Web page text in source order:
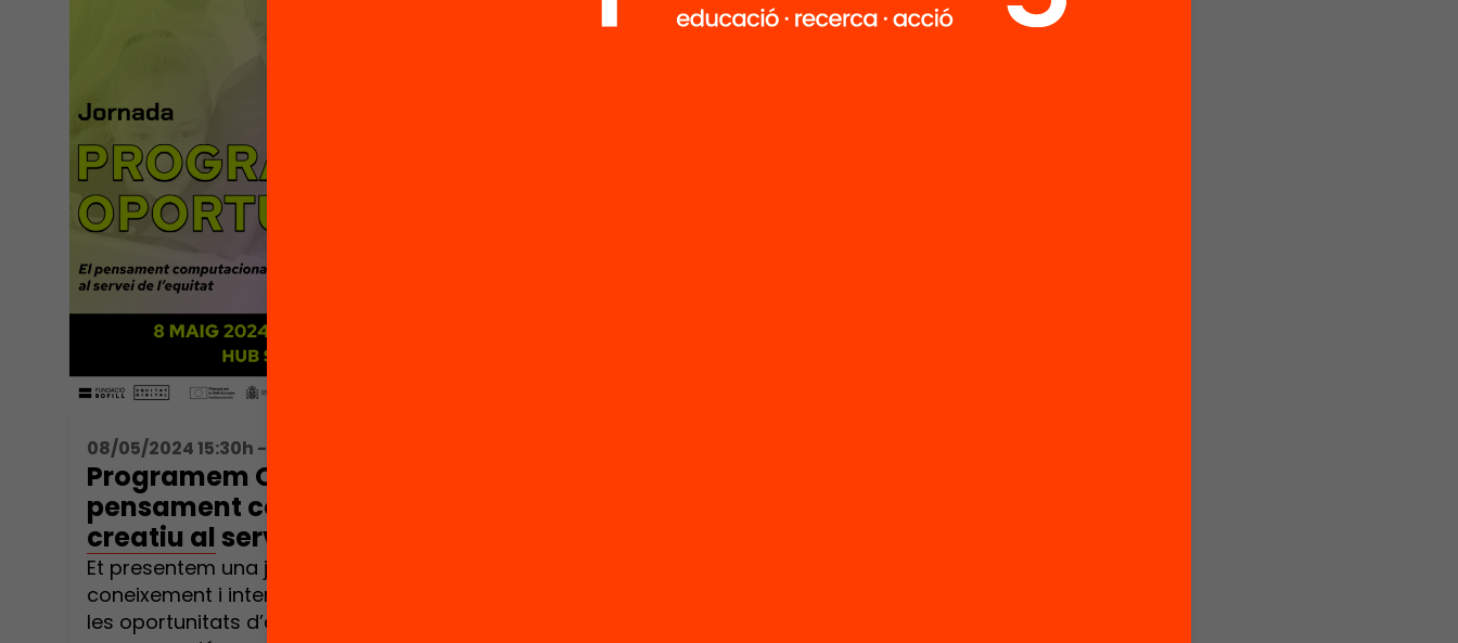
08/05/2024 15:30h - 19:30h
Programem Oportunitats! El
pensament computacional
creatiu al servei de l’equitat
Et presentem una jornada de
coneixement i intercanvi per promoure
les oportunitats d’aprenentatge de la